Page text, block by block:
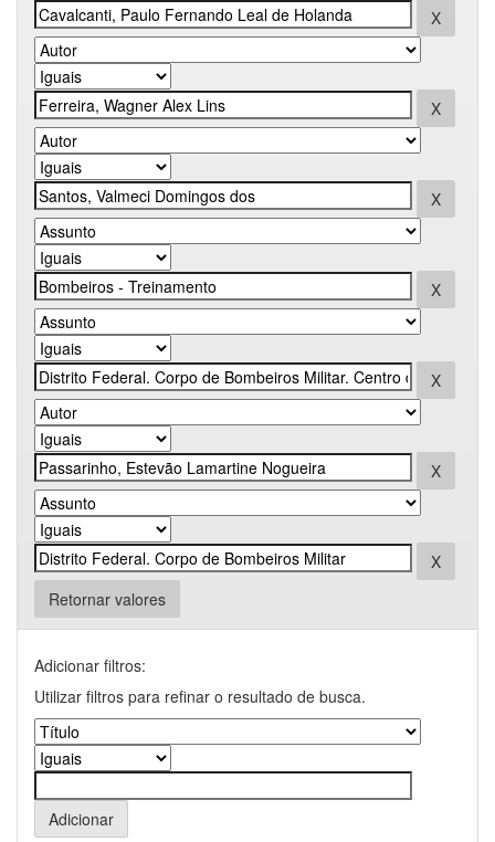
Retornar valores
Adicionar filtros:
Utilizar filtros para refinar o resultado de busca.